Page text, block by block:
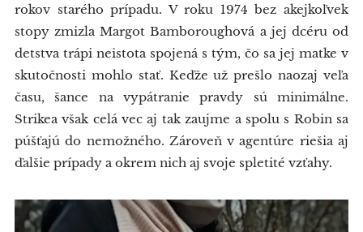
rokov starého prípadu. V roku 1974 bez akejkoľvek
stopy zmizla Margot Bamboroughová a jej dcéru od
detstva trápi neistota spojená s tým, čo sa jej matke v
skutočnosti mohlo stať. Keďže už prešlo naozaj veľa
času, šance na vypátranie pravdy sú minimálne.
Strikea však celá vec aj tak zaujme a spolu s Robin sa
púšťajú do nemožného. Zároveň v agentúre riešia aj
ďalšie prípady a okrem nich aj svoje spletité vzťahy.